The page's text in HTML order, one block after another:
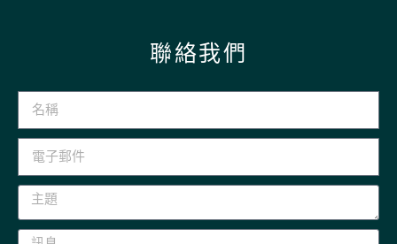
聯絡我們